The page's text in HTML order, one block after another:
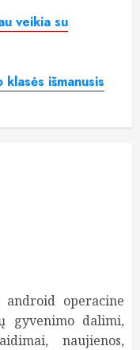
veikia su
išmanusis
operacine
gyvenimo dalimi,
naujienos,